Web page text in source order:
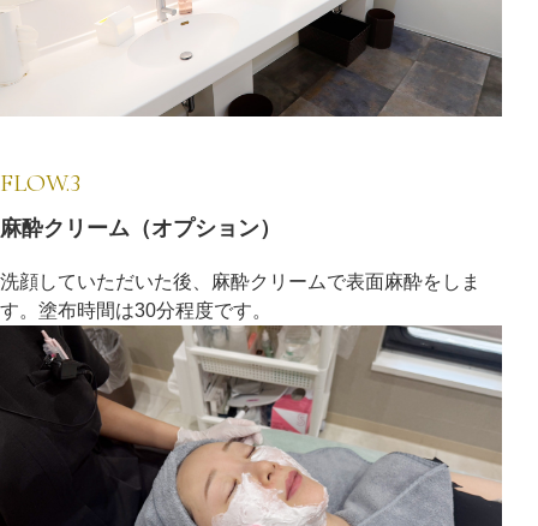
FLOW.3
麻酔クリーム（オプション）
洗顔していただいた後、麻酔クリームで表面麻酔をしま
す。塗布時間は30分程度です。